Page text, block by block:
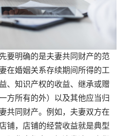
明确的是夫妻共同财产的范
在婚姻关系存续期间所得的工
、知识产权的收益、继承或赠
方所有的外）以及其他应当归
共同财产。例如，夫妻双方在
铺，店铺的经营收益就是典型